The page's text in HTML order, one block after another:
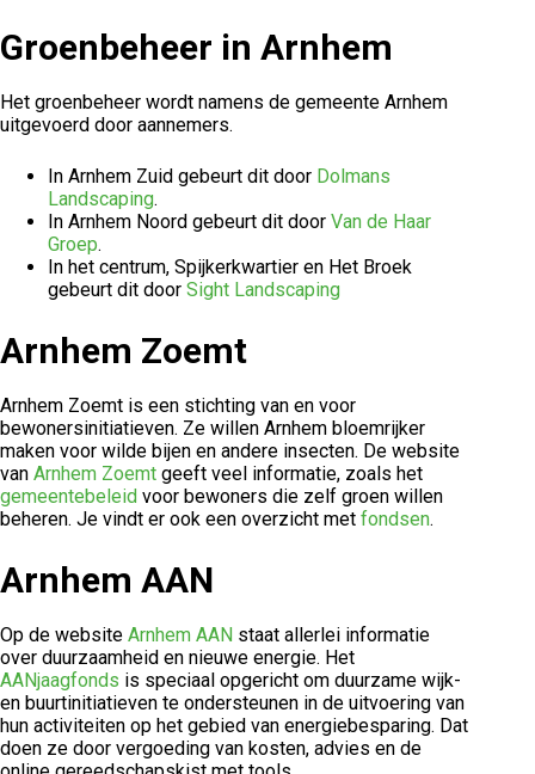
Groenbeheer in Arnhem
Het groenbeheer wordt namens de gemeente Arnhem
uitgevoerd door aannemers.
In Arnhem Zuid gebeurt dit door Dolmans
Landscaping.
In Arnhem Noord gebeurt dit door Van de Haar
Groep.
In het centrum, Spijkerkwartier en Het Broek
gebeurt dit door Sight Landscaping
Arnhem Zoemt
Arnhem Zoemt is een stichting van en voor
bewonersinitiatieven. Ze willen Arnhem bloemrijker
maken voor wilde bijen en andere insecten. De website
van Arnhem Zoemt geeft veel informatie, zoals het
gemeentebeleid voor bewoners die zelf groen willen
beheren. Je vindt er ook een overzicht met fondsen.
Arnhem AAN
Op de website Arnhem AAN staat allerlei informatie
over duurzaamheid en nieuwe energie. Het
AANjaagfonds is speciaal opgericht om duurzame wijk-
en buurtinitiatieven te ondersteunen in de uitvoering van
hun activiteiten op het gebied van energiebesparing. Dat
doen ze door vergoeding van kosten, advies en de